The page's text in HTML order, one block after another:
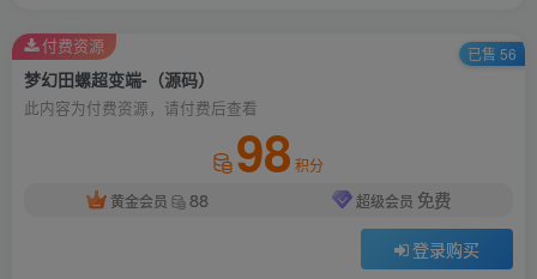
梦幻田螺超变端-（源码）
此内容为付费资源，请付费后查看
98 积分
黄金会员
88 超级会员 免费
登录购买
付费资源 已售 56